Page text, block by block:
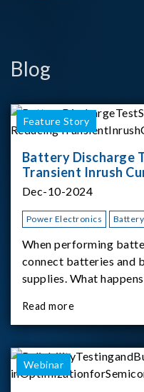
Blog
Feature Story
Battery Discharge
Transient Inrush
Dec-10-2024
Power Electronics Battery
When performing
connect batteries and
supplies. What
experimental
applicati
Read more
Webinar